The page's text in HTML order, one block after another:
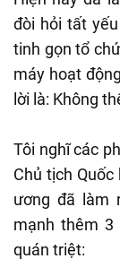
đòi hỏi tất
tinh gọn tổ
máy hoạt
lời là: Không
Tôi nghĩ các
Chủ tịch
ương đã làm
mạnh thêm 3
quán triệt: